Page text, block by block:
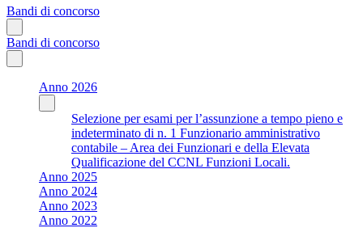
Bandi di concorso
Bandi di concorso
Anno 2026
Selezione per esami per l’assunzione a tempo pieno e
indeterminato di n. 1 Funzionario amministrativo
contabile – Area dei Funzionari e della Elevata
Qualificazione del CCNL Funzioni Locali.
Anno 2025
Anno 2024
Anno 2023
Anno 2022